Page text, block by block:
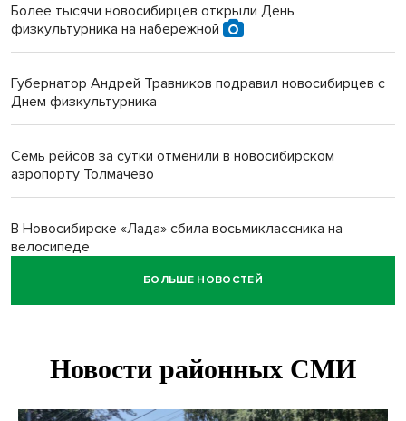
Более тысячи новосибирцев открыли День
физкультурника на набережной
Губернатор Андрей Травников подравил новосибирцев с
Днем физкультурника
Семь рейсов за сутки отменили в новосибирском
аэропорту Толмачево
В Новосибирске «Лада» сбила восьмиклассника на
велосипеде
Новосибирцам назвали точное количество выходных
Годовалый ребёнок оказался заперт в автомобиле в
БОЛЬШЕ НОВОСТЕЙ